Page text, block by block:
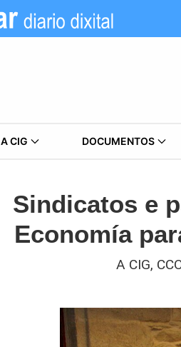
A CIG DOCUMENTOS
Sindicatos e
Economía
A CIG,